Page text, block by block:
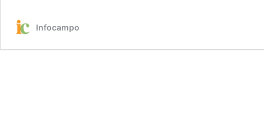
Infocampo